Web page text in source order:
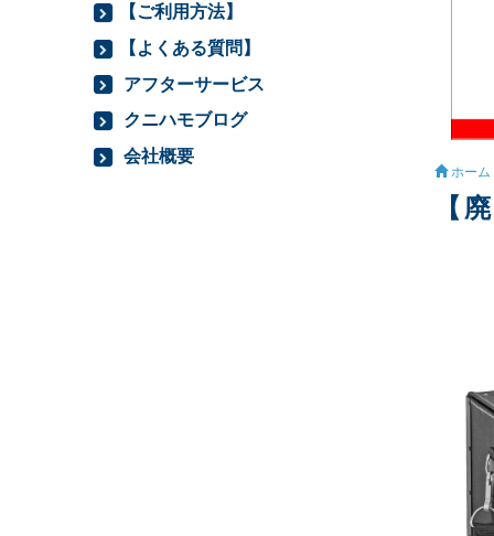
ホーム
【
【ご利用方法】
【よくある質問】
アフターサービス
クニハモブログ
会社概要